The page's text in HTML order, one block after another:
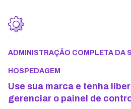
ADMINISTRAÇÃO COMPLETA DA
HOSPEDAGEM
Use sua marca e tenha
gerenciar o painel de